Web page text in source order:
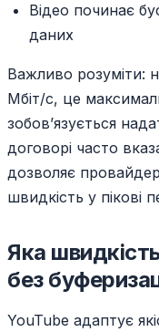
Відео починає
даних
Важливо розуміти:
Мбіт/с, це
зобовʼязується
договорі часто
дозволяє
швидкість у пікові
Яка
без
YouTube адаптує